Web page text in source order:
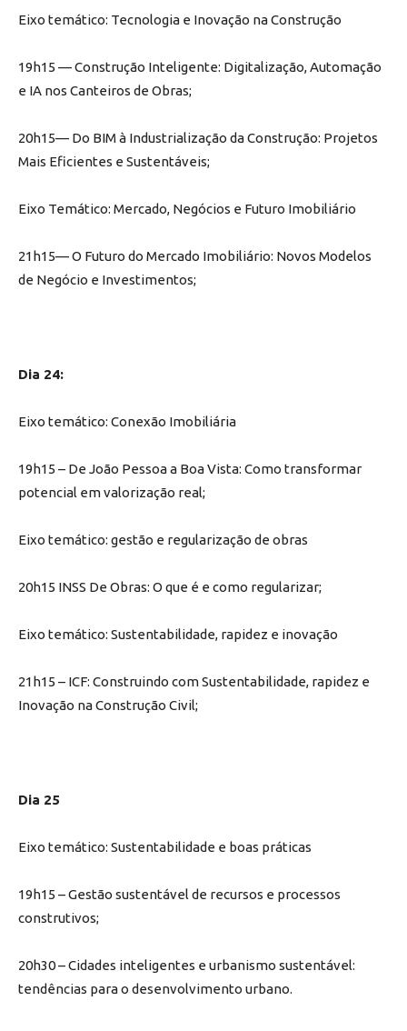
Eixo temático: Tecnologia e Inovação na Construção
19h15 — Construção Inteligente: Digitalização, Automação
e IA nos Canteiros de Obras;
20h15— Do BIM à Industrialização da Construção: Projetos
Mais Eficientes e Sustentáveis;
Eixo Temático: Mercado, Negócios e Futuro Imobiliário
21h15— O Futuro do Mercado Imobiliário: Novos Modelos
de Negócio e Investimentos;
Dia 24:
Eixo temático: Conexão Imobiliária
19h15 – De João Pessoa a Boa Vista: Como transformar
potencial em valorização real;
Eixo temático: gestão e regularização de obras
20h15 INSS De Obras: O que é e como regularizar;
Eixo temático: Sustentabilidade, rapidez e inovação
21h15 – ICF: Construindo com Sustentabilidade, rapidez e
Inovação na Construção Civil;
Dia 25
Eixo temático: Sustentabilidade e boas práticas
19h15 – Gestão sustentável de recursos e processos
construtivos;
20h30 – Cidades inteligentes e urbanismo sustentável:
tendências para o desenvolvimento urbano.